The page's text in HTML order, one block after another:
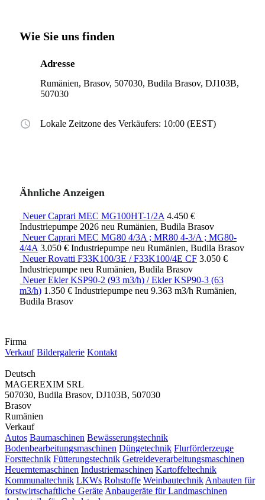
Wie Sie uns finden
Adresse
Rumänien, Brasov, 507030, Budila Brasov, DJ103B,
507030
Lokale Zeitzone des Verkäufers: 10:00 (EEST)
Ähnliche Anzeigen
Neuer Caprari MEC MG100HT-1/2A 4.450 €
Industriepumpe 2026 neu Rumänien, Budila Brasov
Neuer Caprari MEC MG80 4/3A ; MR80 4-3/A ; MG80-
4/4A 3.050 € Industriepumpe neu Rumänien, Budila Brasov
Neuer Rovatti F33K100/3E / F33K100/4E CF 3.050 €
Industriepumpe neu Rumänien, Budila Brasov
Neuer Ekler KSP90-2 (93 m3/h) / Ekler KSP90-3 (63
m3/h) 1.350 € Industriepumpe neu 9.363 m3/h Rumänien,
Budila Brasov
Firma
Verkauf Bildergalerie Kontakt
Deutsch
MAGEREXIM SRL
507030, Budila Brasov, DJ103B, 507030
Brasov
Rumänien
Verkauf
Autos Baumaschinen Bewässerungstechnik
Bodenbearbeitungsmaschinen Düngetechnik Flurförderzeuge
Forsttechnik Fütterungstechnik Getreideverarbeitungsmaschinen
Heuerntemaschinen Industriemaschinen Kartoffeltechnik
Kommunaltechnik LKWs Rohstoffe Weinbautechnik Anbauten für
forstwirtschaftliche Geräte Anbaugeräte für Landmaschinen